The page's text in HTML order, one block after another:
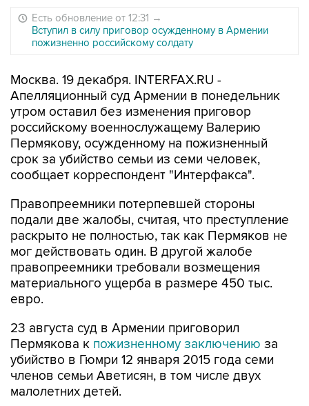
Есть обновление от 12:31 →
Вступил в силу приговор осужденному в Армении
пожизненно российскому солдату
Москва. 19 декабря. INTERFAX.RU -
Апелляционный суд Армении в понедельник
утром оставил без изменения приговор
российскому военнослужащему Валерию
Пермякову, осужденному на пожизненный
срок за убийство семьи из семи человек,
сообщает корреспондент "Интерфакса".
Правопреемники потерпевшей стороны
подали две жалобы, считая, что преступление
раскрыто не полностью, так как Пермяков не
мог действовать один. В другой жалобе
правопреемники требовали возмещения
материального ущерба в размере 450 тыс.
евро.
23 августа суд в Армении приговорил
Пермякова к пожизненному заключению за
убийство в Гюмри 12 января 2015 года семи
членов семьи Аветисян, в том числе двух
малолетних детей.